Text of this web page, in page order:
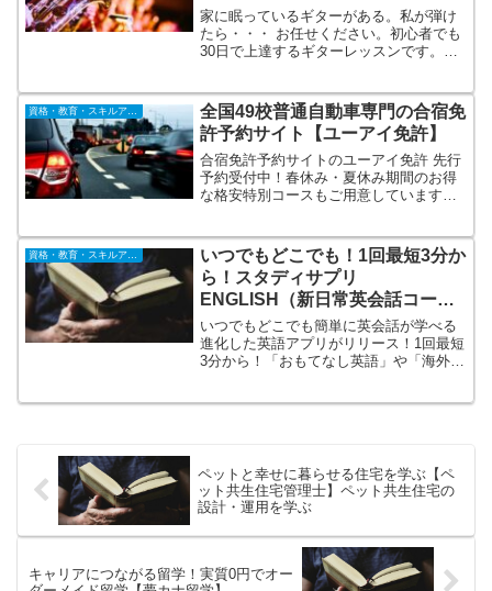
材！
家に眠っているギターがある。私が弾け
たら・・・ お任せください。初心者でも
30日で上達するギターレッスンです。憧
る！大人気ギター教材！
全国49校普通自動車専門の合宿免
許予約サイト【ユーアイ免許】
合宿免許予約サイトのユーアイ免許 先行
予約受付中！春休み・夏休み期間のお得
な格安特別コースもご用意しています。
なし。Ｔポイントが貯まります。
資格・教育・スキルアップ
いつでもどこでも！1回最短3分か
ら！スタディサプリ
ENGLISH（新日常英会話コー
ス）簡単に英会話が学べる進化し
た英語アプリ
いつでもどこでも簡単に英会話が学べる
進化した英語アプリがリリース！1回最短
3分から！「おもてなし英語」や「海外旅
ペットと幸せに暮らせる住宅を学ぶ【ペ
ット共生住宅管理士】ペット共生住宅の
設計・運用を学ぶ
キャリアにつながる留学！実質0円でオー